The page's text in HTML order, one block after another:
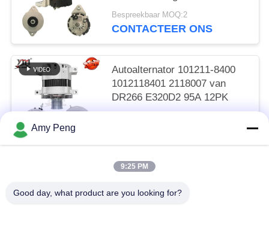
80A 74-46 600-825-6110 van
R305
Bespreekbaar MOQ:2
CONTACTEER ONS
Autoalternator 101211-8400
1012118401 2118007 van
DR266 E320D2 95A 12PK
Amy Peng
9:25 PM
Good day, what product are you looking for?